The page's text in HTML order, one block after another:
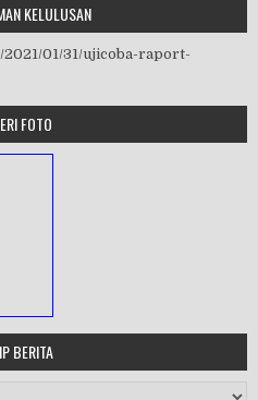
KELULUSAN
01/31/ujicoba-raport-
FOTO
BERITA